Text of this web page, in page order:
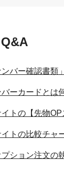
ンバー確認書類
ーカードとは
トの【先物
トの比較チャ
ション注文の